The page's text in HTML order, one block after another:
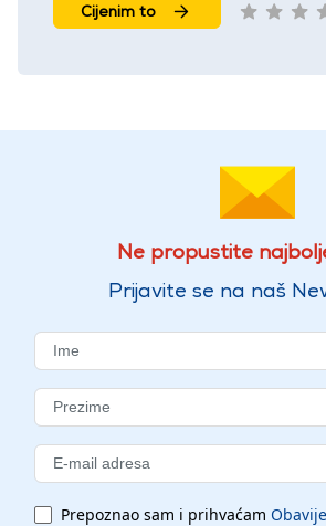
Cijenim to
Ne propustite
Prijavite se na naš
Prepoznao sam i prihvaćam